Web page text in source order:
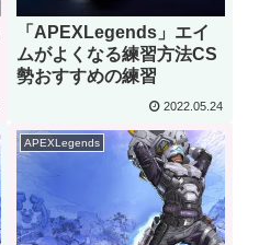
「APEXLegends」エイ
ムがよくなる練習方法CS
勢おすすめの練習
2022.05.24
APEXLegends